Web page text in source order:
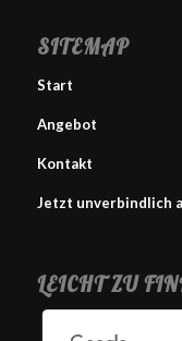
SITEMAP
Start
Angebot
Kontakt
Jetzt unverbindlich
LEICHT ZU